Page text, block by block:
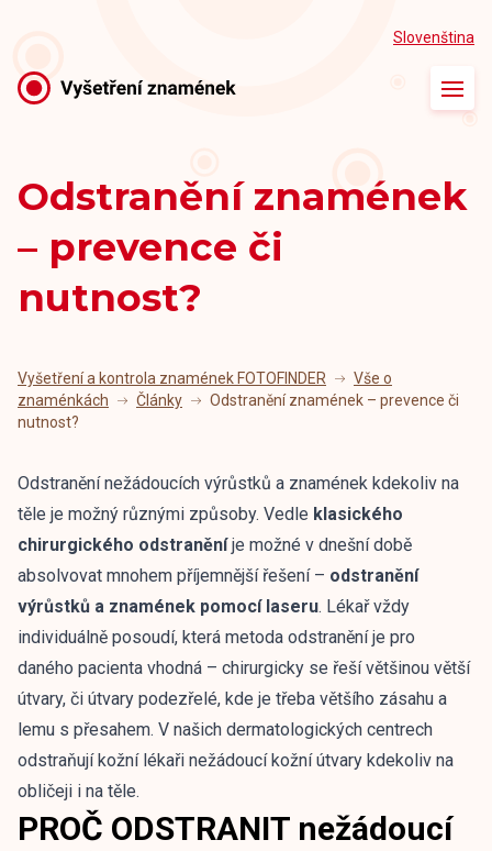
Slovenština
Naše ordinace
Naši lékaři
Kontakt
Odstranění znamének
– prevence či
nutnost?
Vyšetření a kontrola znamének FOTOFINDER
Vše o
znaménkách
Články
Odstranění znamének – prevence či
nutnost?
Odstranění nežádoucích výrůstků a znamének kdekoliv na
těle je možný různými způsoby. Vedle klasického
chirurgického odstraněníje možné v dnešní době
absolvovat mnohem příjemnější řešení – odstranění
výrůstků a znamének pomocí laseru. Lékař vždy
individuálně posoudí, která metoda odstranění je pro
daného pacienta vhodná – chirurgicky se řeší většinou větší
útvary, či útvary podezřelé, kde je třeba většího zásahu a
lemu s přesahem. V našich dermatologických centrech
odstraňují kožní lékaři nežádoucí kožní útvary kdekoliv na
obličeji i na těle.
PROČ ODSTRANIT nežádoucí